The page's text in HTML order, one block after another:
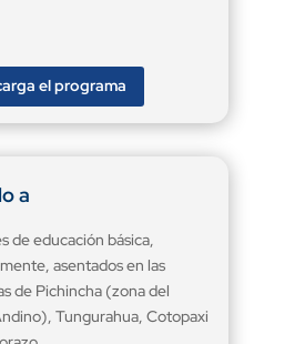
el programa
a
de educación básica,
asentados en las
de Pichincha (zona del
Tungurahua, Cotopaxi